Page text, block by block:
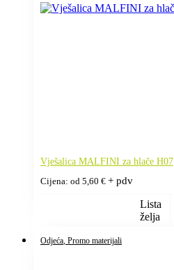
Vješalica MALFINI za hlače H07
Cijena: od 5,60 € + pdv
Lista
želja
Odjeća, Promo materijali